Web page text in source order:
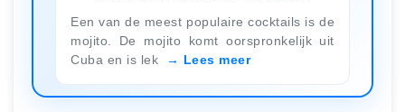
Een van de meest populaire cocktails is de
mojito. De mojito komt oorspronkelijk uit
Cuba en is lek
Lees meer